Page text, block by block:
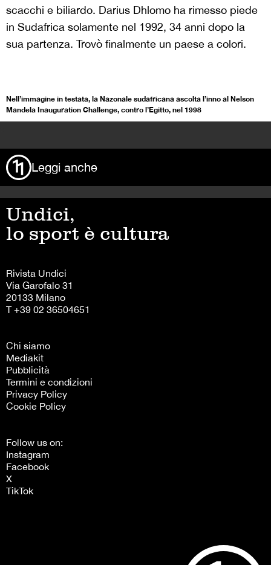
scacchi e biliardo. Darius Dhlomo ha rimesso piede
in Sudafrica solamente nel 1992, 34 anni dopo la
sua partenza. Trovò finalmente un paese a colori.
Nell’immagine in testata, la Nazonale sudafricana ascolta l’inno al Nelson
Mandela Inauguration Challenge, contro l’Egitto, nel 1998
Leggi anche
Undici,
lo sport è cultura
Rivista Undici
Via Garofalo 31
20133 Milano
T +39 02 36504651
Chi siamo
Mediakit
Pubblicità
Termini e condizioni
Privacy Policy
Cookie Policy
Follow us on:
Instagram
Facebook
X
TikTok